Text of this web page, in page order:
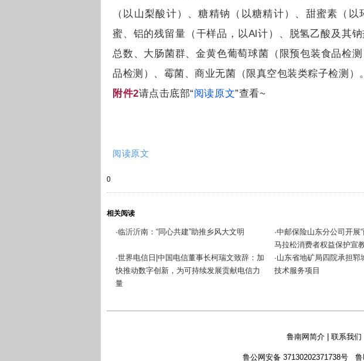
（以山梨酸计）、糖精钠（以糖精计）、甜蜜素（
蜜、铝的残留量（干样品，以Al计）、脱氢乙酸及其
总数、大肠菌群、金黄色葡萄球菌（限预包装食品检
品检测）、霉菌、商业无菌（限真空包装类粽子检测）。
附件2请点击底部“阅读原文”查看~
阅读原文
0
相关阅读
·临沂沂南：“同心共建”助推乡风大文明 ·中邮保险山东分公司开展
马拉松消费者权益保护宣
·世界电信日|中国电信董事长柯瑞文致辞：加
快推动数字创新，为可持续发展贡献电信力
量
·山东省地矿局四院承担郓
技术服务项目
鲁南网简介| 联系我们
鲁公网安备 37130202371738号